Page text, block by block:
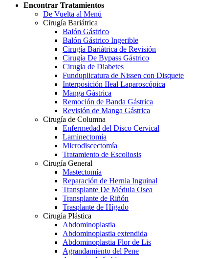
Encontrar Tratamientos
De Vuelta al Menú
Cirugía Bariátrica
Balón Gástrico
Balón Gástrico Ingerible
Cirugía Bariátrica de Revisión
Cirugía De Bypass Gástrico
Cirugia de Diabetes
Funduplicatura de Nissen con Disquete
Interposición IIeal Laparoscópica
Manga Gástrica
Remoción de Banda Gástrica
Revisión de Manga Gástrica
Cirugía de Columna
Enfermedad del Disco Cervical
Laminectomía
Microdiscectomía
Tratamiento de Escoliosis
Cirugía General
Mastectomía
Reparación de Hernia Inguinal
Transplante De Médula Osea
Transplante de Riñón
Trasplante de Hígado
Cirugía Plástica
Abdominoplastia
Abdominoplastia extendida
Abdominoplastia Flor de Lis
Agrandamiento del Pene